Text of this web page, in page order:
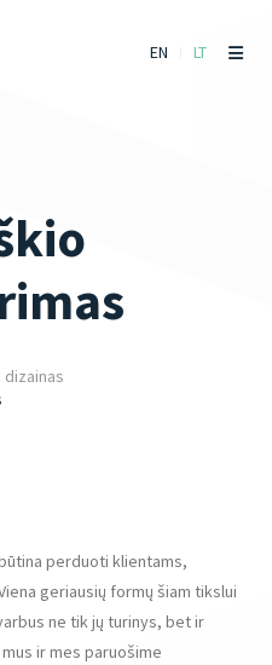
EN LT
dizainas
perduoti klientams,
geriausių formų šiam tikslui
ne tik jų turinys, bet ir
ir mes paruošime